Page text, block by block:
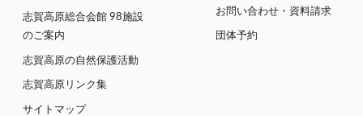
志賀高原総合会館 98施設
のご案内
志賀高原の自然保護活動
志賀高原リンク集
サイトマップ
お問い合わせ・資料請求
団体予約